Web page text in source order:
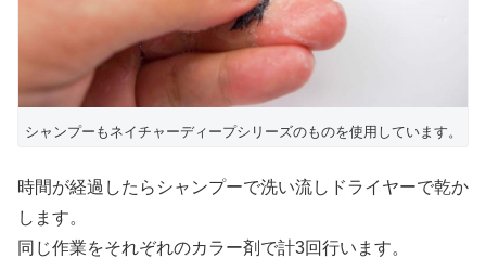
シャンプーもネイチャーディープシリーズのものを使用しています。
時間が経過したらシャンプーで洗い流しドライヤーで乾か
します。
同じ作業をそれぞれのカラー剤で計3回行います。